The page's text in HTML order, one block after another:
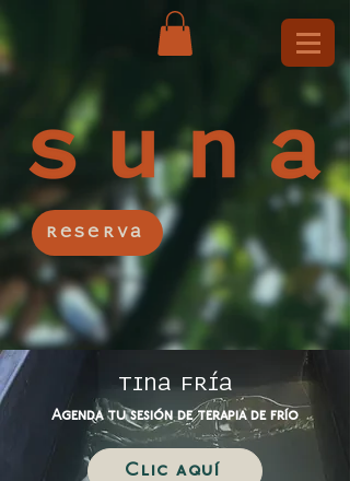
Reserva
TINA FRíA
Agenda tu sesión de terapia de frío
Clic aquí